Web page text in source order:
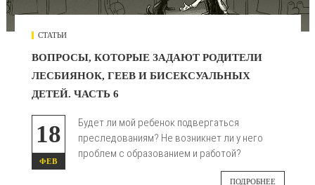
СТАТЬИ
ВОПРОСЫ, КОТОРЫЕ ЗАДАЮТ РОДИТЕЛИ
ЛЕСБИЯНОК, ГЕЕВ И БИСЕКСУАЛЬНЫХ
ДЕТЕЙ. ЧАСТЬ 6
18
ФЕВ
Будет ли мой ребенок подвергаться
преследованиям? Не возникнет ли у него
проблем с образованием и работой?
ПОДРОБНЕЕ